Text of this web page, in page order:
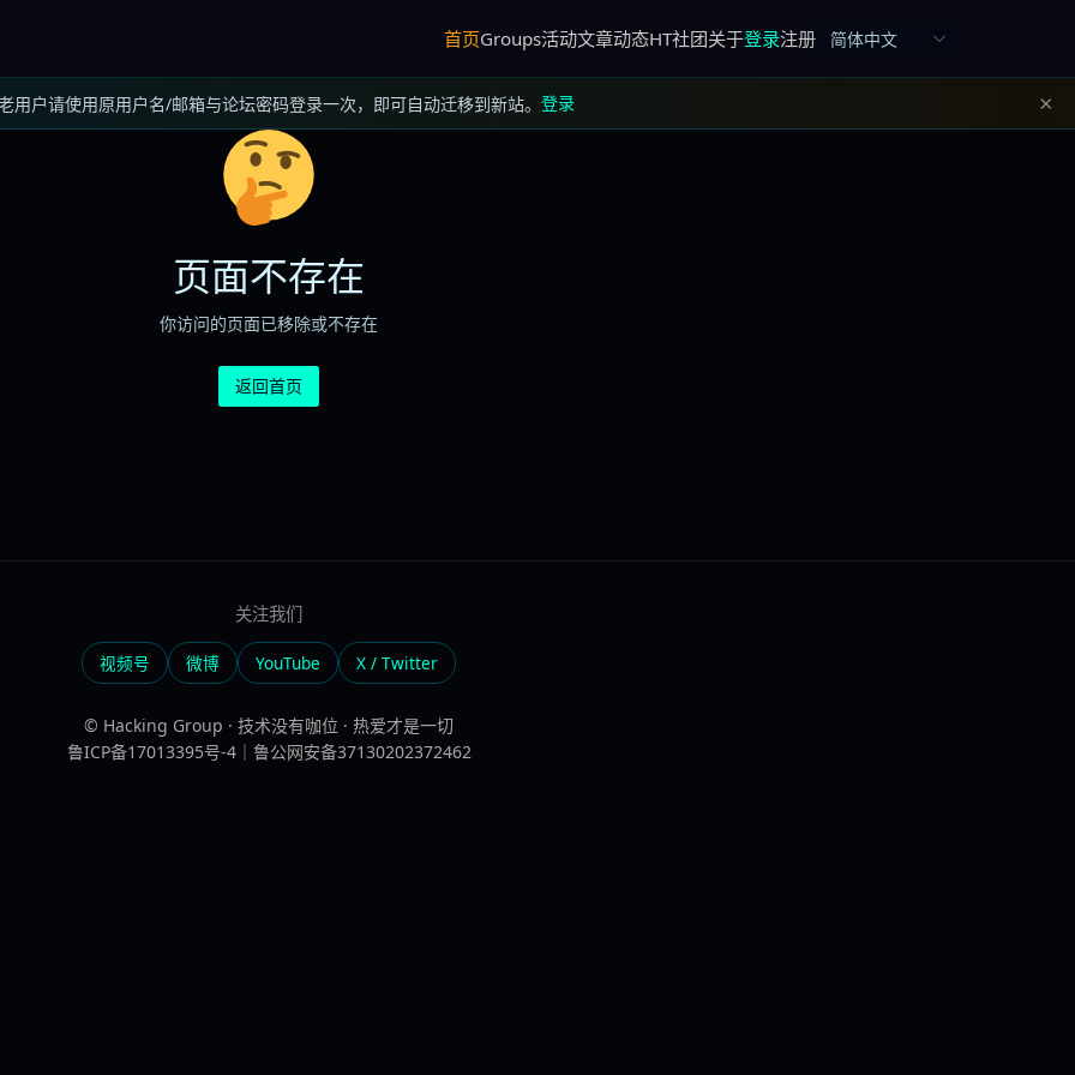
首页Groups活动文章动态HT社团关于登录注册 简体中文
用户请使用原用户名/邮箱与论坛密码登录一次，即可自动迁移到新站。 登录 ×
页面不存在
你访问的页面已移除或不存在
返回首页
关注我们
视频号 微博 YouTube X / Twitter
© Hacking Group · 技术没有咖位 · 热爱才是一切
鲁ICP备17013395号-4｜鲁公网安备37130202372462